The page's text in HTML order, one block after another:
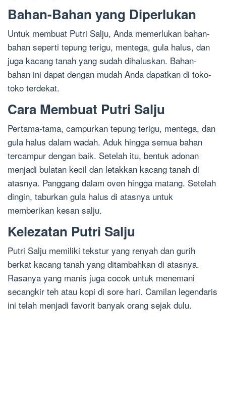
Bahan-Bahan yang Diperlukan
Untuk membuat Putri Salju, Anda memerlukan bahan-
bahan seperti tepung terigu, mentega, gula halus, dan
juga kacang tanah yang sudah dihaluskan. Bahan-
bahan ini dapat dengan mudah Anda dapatkan di toko-
toko terdekat.
Cara Membuat Putri Salju
Pertama-tama, campurkan tepung terigu, mentega, dan
gula halus dalam wadah. Aduk hingga semua bahan
tercampur dengan baik. Setelah itu, bentuk adonan
menjadi bulatan kecil dan letakkan kacang tanah di
atasnya. Panggang dalam oven hingga matang. Setelah
dingin, taburkan gula halus di atasnya untuk
memberikan kesan salju.
Kelezatan Putri Salju
Putri Salju memiliki tekstur yang renyah dan gurih
berkat kacang tanah yang ditambahkan di atasnya.
Rasanya yang manis juga cocok untuk menemani
secangkir teh atau kopi di sore hari. Camilan legendaris
ini telah menjadi favorit banyak orang sejak dulu.